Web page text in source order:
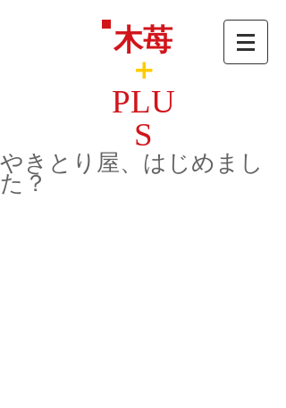
木苺
＋
PLU
S
やきとり屋、はじめまし
た？